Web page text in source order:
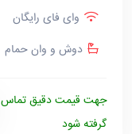
وای فای رایگان
دوش و وان حمام
جهت قیمت دقیق تماس
گرفته شود